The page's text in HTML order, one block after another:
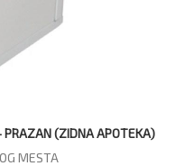
PRAZAN (ZIDNA APOTEKA)
MESTA